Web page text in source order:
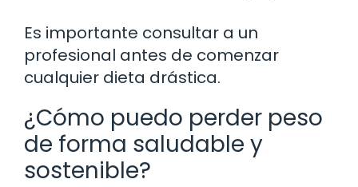
Es importante consultar a un
profesional antes de comenzar
cualquier dieta drástica.
¿Cómo puedo perder peso
de forma saludable y
sostenible?